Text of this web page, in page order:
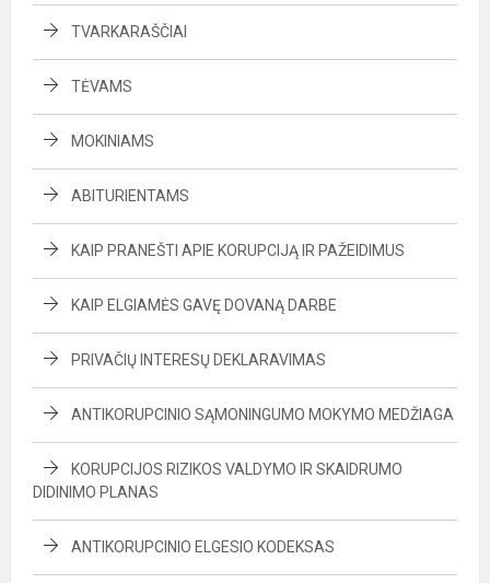
TVARKARAŠČIAI
TĖVAMS
MOKINIAMS
ABITURIENTAMS
KAIP PRANEŠTI APIE KORUPCIJĄ IR PAŽEIDIMUS
KAIP ELGIAMĖS GAVĘ DOVANĄ DARBE
PRIVAČIŲ INTERESŲ DEKLARAVIMAS
ANTIKORUPCINIO SĄMONINGUMO MOKYMO MEDŽIAGA
KORUPCIJOS RIZIKOS VALDYMO IR SKAIDRUMO
DIDINIMO PLANAS
ANTIKORUPCINIO ELGESIO KODEKSAS